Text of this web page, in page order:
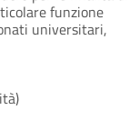
funzione
universitari,